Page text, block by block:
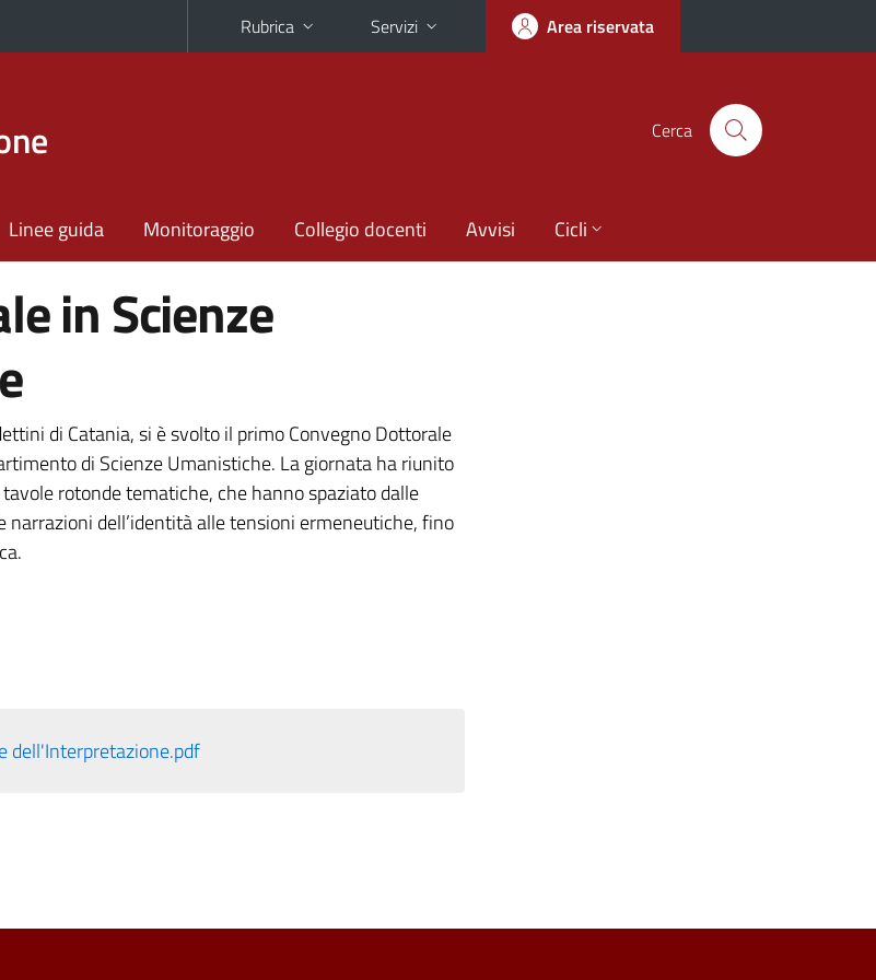
Rubrica Servizi Area riservata
Cerca
Linee guida Monitoraggio Collegio docenti Avvisi Cicli
in Scienze
di Catania, si è svolto il primo Convegno Dottorale
di Scienze Umanistiche. La giornata ha riunito
rotonde tematiche, che hanno spaziato dalle
dell’identità alle tensioni ermeneutiche, fino
dell'Interpretazione.pdf